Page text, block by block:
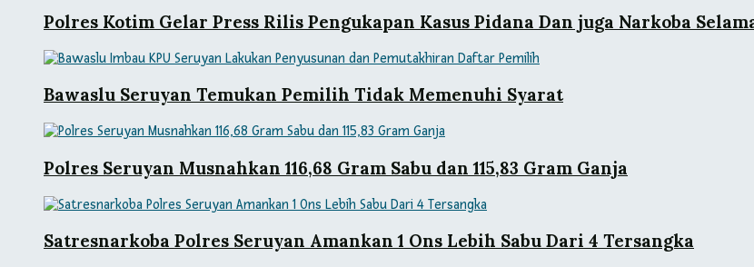
Polres Kotim Gelar Press Rilis Pengukapan Kasus Pidana Dan juga Narkoba
Bawaslu Seruyan Temukan Pemilih Tidak Memenuhi Syarat
Polres Seruyan Musnahkan 116,68 Gram Sabu dan 115,83 Gram Ganja
Satresnarkoba Polres Seruyan Amankan 1 Ons Lebih Sabu Dari 4 Tersangka